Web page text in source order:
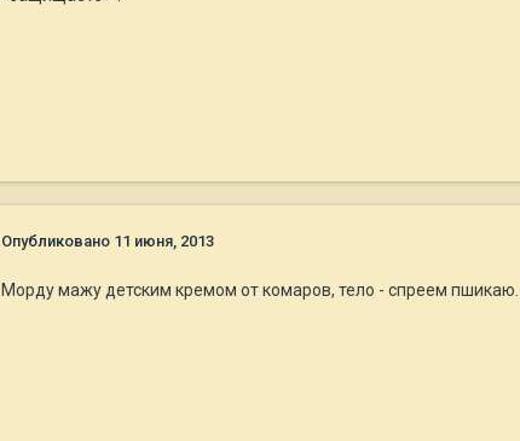
Опубликовано 11 июня, 2013
Морду мажу детским кремом от комаров, тело - спреем